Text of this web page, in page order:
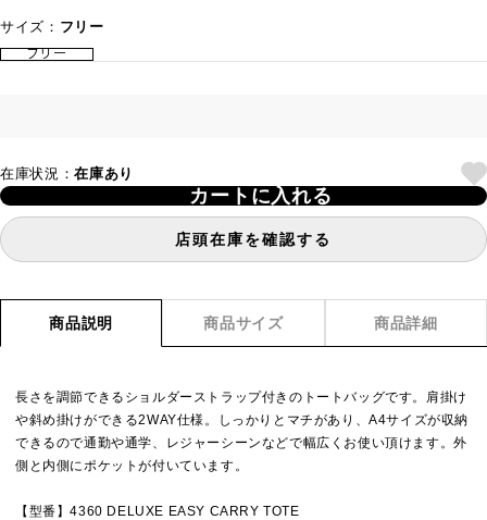
サイズ： フリー
フリー
在庫状況：在庫あり
カートに入れる
店頭在庫を確認する
商品説明 商品サイズ 商品詳細
長さを調節できるショルダーストラップ付きのトートバッグです。肩掛け
や斜め掛けができる2WAY仕様。しっかりとマチがあり、A4サイズが収納
できるので通勤や通学、レジャーシーンなどで幅広くお使い頂けます。外
側と内側にポケットが付いています。
【型番】4360 DELUXE EASY CARRY TOTE